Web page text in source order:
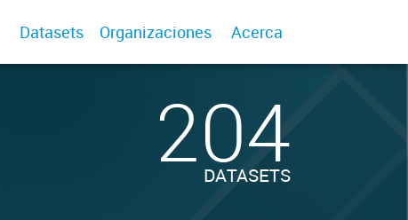
Datasets Organizaciones Acerca
204
DATASETS